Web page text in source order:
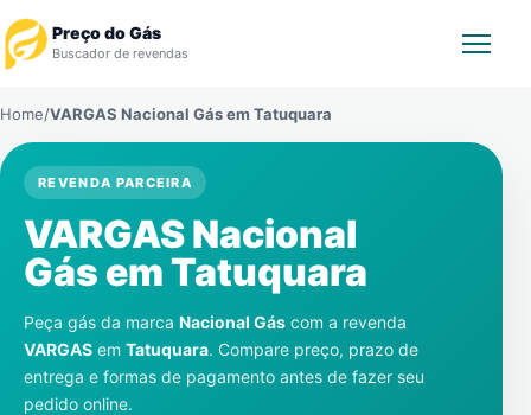
Preço do Gás
Buscador de revendas
Revendedor
Notícias
Cadastre-se
Gás
Home/VARGAS Nacional Gás em Tatuquara
REVENDA PARCEIRA
VARGAS Nacional
Gás emTatuquara
Peça gás da marca Nacional Gás com a revenda
VARGAS em Tatuquara. Compare preço, prazo de
entrega e formas de pagamento antes de fazer seu
pedido online.